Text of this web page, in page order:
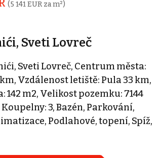
(5 141 EUR za m²)
Sveti Lovreč
Sveti Lovreč, Centrum města:
km, Vzdálenost letiště: Pula 33 km,
m2, Velikost pozemku: 7144
Koupelny: 3, Bazén, Parkování,
Podlahové, topení, Spíž,